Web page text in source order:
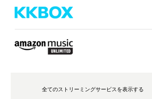
全てのストリーミングサービスを表示する